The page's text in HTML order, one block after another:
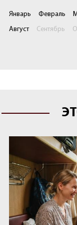
Январь Февраль
Август
Сентябрь